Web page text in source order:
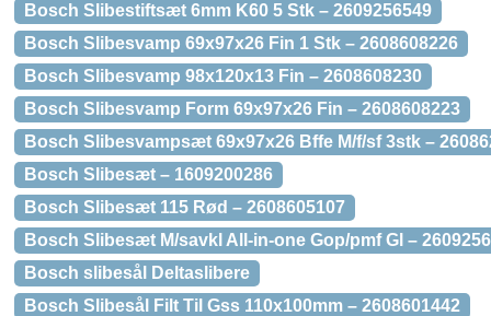
Bosch Slibestiftsæt 6mm K60 5 Stk – 2609256549
Bosch Slibesvamp 69x97x26 Fin 1 Stk – 2608608226
Bosch Slibesvamp 98x120x13 Fin – 2608608230
Bosch Slibesvamp Form 69x97x26 Fin – 2608608223
Bosch Slibesvampsæt 69x97x26 Bffe M/f/sf 3stk –
Bosch Slibesæt – 1609200286
Bosch Slibesæt 115 Rød – 2608605107
Bosch Slibesæt M/savkl All-in-one Gop/pmf Gl –
Bosch slibesål Deltaslibere
Bosch Slibesål Filt Til Gss 110x100mm – 2608601442